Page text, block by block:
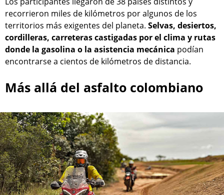
recorrieron miles de kilómetros por algunos de los
territorios más exigentes del planeta. Selvas, desiertos,
cordilleras, carreteras castigadas por el clima y rutas
donde la gasolina o la asistencia mecánica podían
encontrarse a cientos de kilómetros de distancia.
Más allá del asfalto colombiano